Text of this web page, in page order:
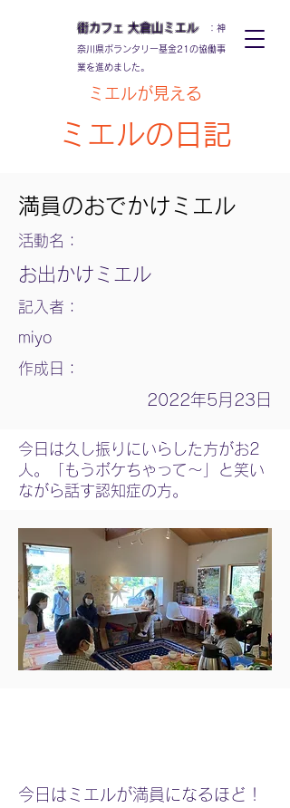
街カフェ 大倉山ミエル：神
奈川県ボランタリー基金21の協働事
業を進めました。
ミエルが見える
ミエルの日記
満員のおでかけミエル
活動名：
お出かけミエル
記入者：
miyo
作成日：
2022年5月23日
今日は久し振りにいらした方がお2
人。「もうボケちゃって〜」と笑い
ながら話す認知症の方。
今日はミエルが満員になるほど！